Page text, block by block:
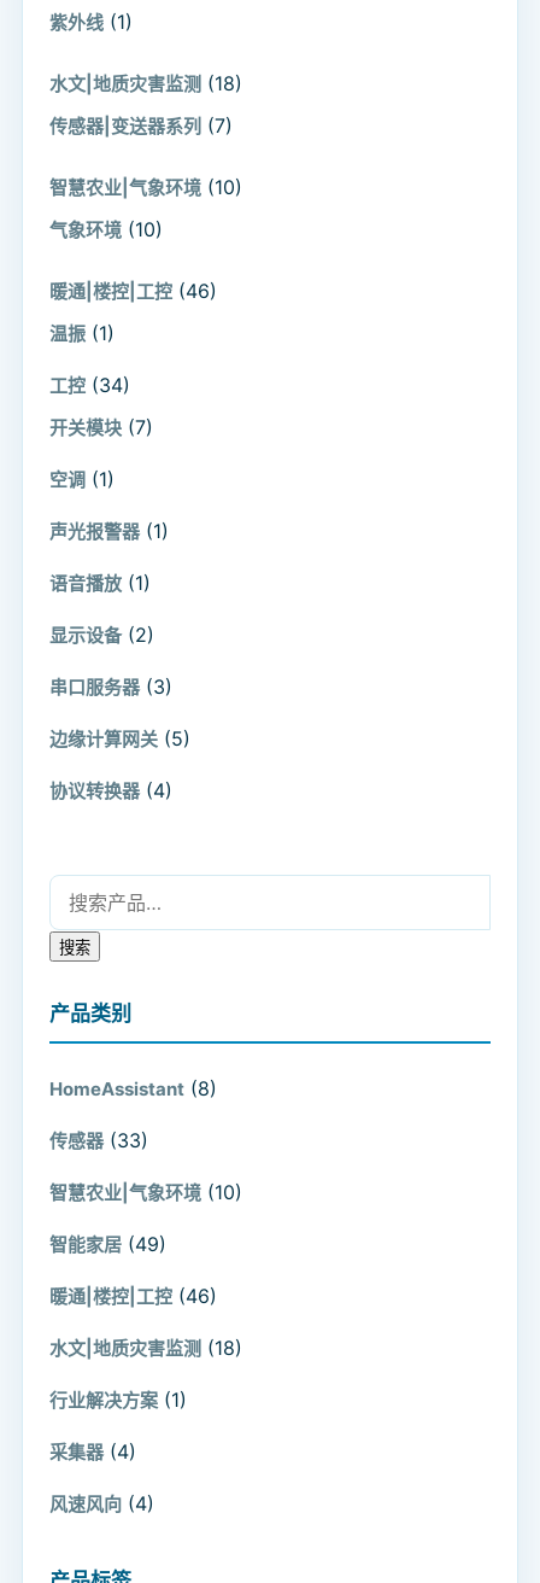
紫外线 (1)
水文|地质灾害监测 (18)
传感器|变送器系列 (7)
智慧农业|气象环境 (10)
气象环境 (10)
暖通|楼控|工控 (46)
温振 (1)
工控 (34)
开关模块 (7)
空调 (1)
声光报警器 (1)
语音播放 (1)
显示设备 (2)
串口服务器 (3)
边缘计算网关 (5)
协议转换器 (4)
搜索：
搜索
产品类别
HomeAssistant (8)
传感器 (33)
智慧农业|气象环境 (10)
智能家居 (49)
暖通|楼控|工控 (46)
水文|地质灾害监测 (18)
行业解决方案 (1)
采集器 (4)
风速风向 (4)